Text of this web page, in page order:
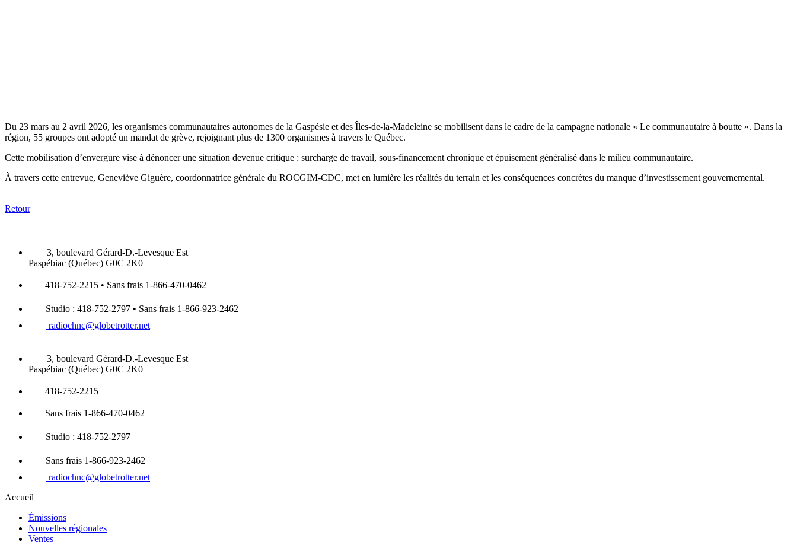
Du 23 mars au 2 avril 2026, les organismes communautaires autonomes de la Gaspésie et des Îles-de-la-Madeleine se mobilisent dans le cadre de la campagne nationale « Le communautaire à boutte ». Dans la
région, 55 groupes ont adopté un mandat de grève, rejoignant plus de 1300 organismes à travers le Québec.
Cette mobilisation d’envergure vise à dénoncer une situation devenue critique : surcharge de travail, sous-financement chronique et épuisement généralisé dans le milieu communautaire.
À travers cette entrevue, Geneviève Giguère, coordonnatrice générale du ROCGIM-CDC, met en lumière les réalités du terrain et les conséquences concrètes du manque d’investissement gouvernemental.
Retour
3, boulevard Gérard-D.-Levesque Est
Paspébiac (Québec) G0C 2K0
418-752-2215 • Sans frais 1-866-470-0462
Studio : 418-752-2797 • Sans frais 1-866-923-2462
radiochnc@globetrotter.net
3, boulevard Gérard-D.-Levesque Est
Paspébiac (Québec) G0C 2K0
418-752-2215
Sans frais 1-866-470-0462
Studio : 418-752-2797
Sans frais 1-866-923-2462
radiochnc@globetrotter.net
Accueil
Émissions
Nouvelles régionales
Ventes